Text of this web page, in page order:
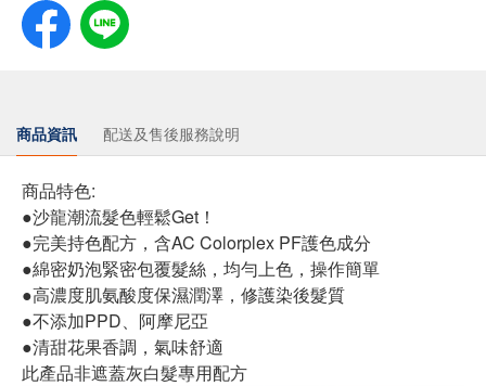
商品資訊 配送及售後服務說明
商品特色:
●沙龍潮流髮色輕鬆Get！
●完美持色配方，含AC Colorplex PF護色成分
●綿密奶泡緊密包覆髮絲，均勻上色，操作簡單
●高濃度肌氨酸度保濕潤澤，修護染後髮質
●不添加PPD、阿摩尼亞
●清甜花果香調，氣味舒適
此產品非遮蓋灰白髮專用配方